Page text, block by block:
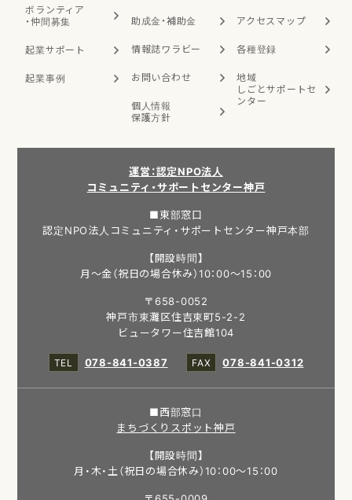
ボランティア
・仲間募集
起業サポート
起業事例
助成金・補助金
情報誌ワラビー
お問い合わせ
個人情報
保護方針
アクセスマップ
各種登録
地域
しごとサポートセ
ンター
運営：認定NPO法人
コミュニティ・サポートセンター神戸
■東部窓口
認定NPO法人コミュニティ・サポートセンター神戸本部
【開設時間】
月～金（祝日の場合休み）10：00～15：00
〒658-0052
神戸市東灘区住吉東町5-2-2
ビュータワー住吉館104
078-841-0387
078-841-0312
■西部窓口
まちづくりスポット神戸
【開設時間】
月・木・土（祝日の場合休み）10：00～15：00